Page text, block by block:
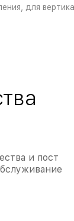
для
и пост